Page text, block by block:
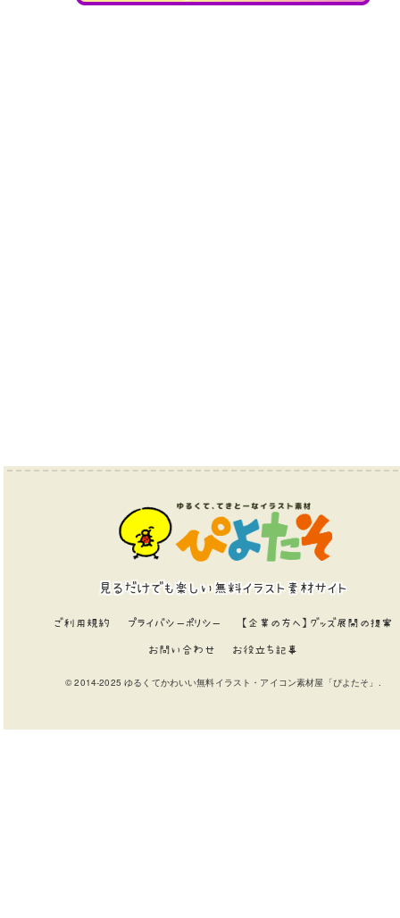
見るだけでも楽しい無料イラスト素材サイト
ご利用規約 プライバシーポリシー 【企業の方へ】グッズ展開の提案
お問い合わせ お役立ち記事
© 2014-2025 ゆるくてかわいい無料イラスト・アイコン素材屋「ぴよたそ」.